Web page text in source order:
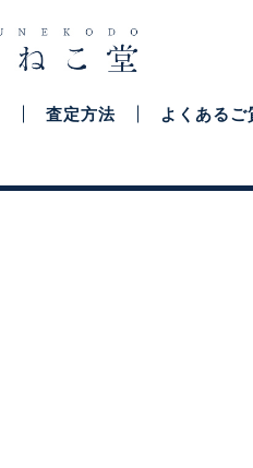
査定方法 よくあるご